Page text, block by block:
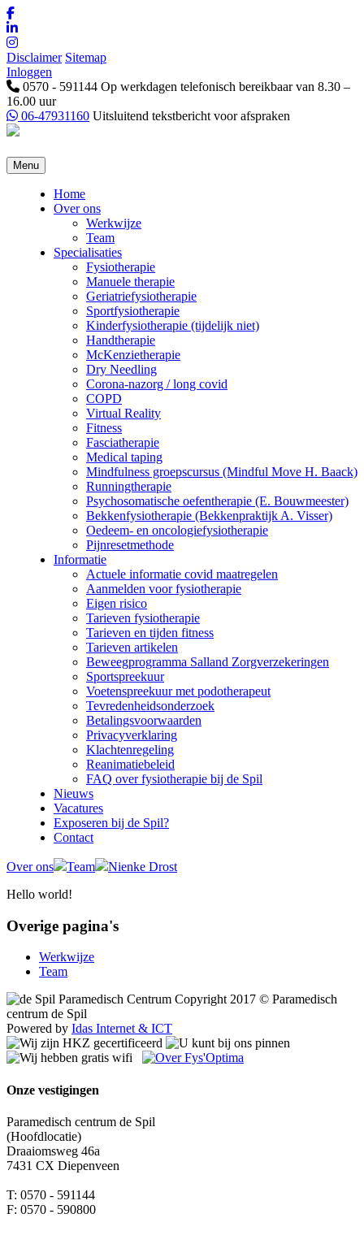
Disclaimer Sitemap
Inloggen
0570 - 591144 Op werkdagen telefonisch bereikbaar van 8.30 –
16.00 uur
06-47931160 Uitsluitend tekstbericht voor afspraken
Menu
Home
Over ons
Werkwijze
Team
Specialisaties
Fysiotherapie
Manuele therapie
Geriatriefysiotherapie
Sportfysiotherapie
Kinderfysiotherapie (tijdelijk niet)
Handtherapie
McKenzietherapie
Dry Needling
Corona-nazorg / long covid
COPD
Virtual Reality
Fitness
Fasciatherapie
Medical taping
Mindfulness groepscursus (Mindful Move H. Baack)
Runningtherapie
Psychosomatische oefentherapie (E. Bouwmeester)
Bekkenfysiotherapie (Bekkenpraktijk A. Visser)
Oedeem- en oncologiefysiotherapie
Pijnresetmethode
Informatie
Actuele informatie covid maatregelen
Aanmelden voor fysiotherapie
Eigen risico
Tarieven fysiotherapie
Tarieven en tijden fitness
Tarieven artikelen
Beweegprogramma Salland Zorgverzekeringen
Sportspreekuur
Voetenspreekuur met podotherapeut
Tevredenheidsonderzoek
Betalingsvoorwaarden
Privacyverklaring
Klachtenregeling
Reanimatiebeleid
FAQ over fysiotherapie bij de Spil
Nieuws
Vacatures
Exposeren bij de Spil?
Contact
Over ons Team
Nienke Drost
Hello world!
Overige pagina's
Werkwijze
Team
Copyright 2017 © Paramedisch
centrum de Spil
Powered by Idas Internet & ICT
Onze vestigingen
Paramedisch centrum de Spil
(Hoofdlocatie)
Draaiomsweg 46a
7431 CX Diepenveen
T: 0570 - 591144
F: 0570 - 590800